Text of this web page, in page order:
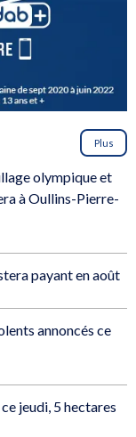
Plus
olympique et
à Oullins-Pierre-
payant en août
annoncés ce
jeudi, 5 hectares